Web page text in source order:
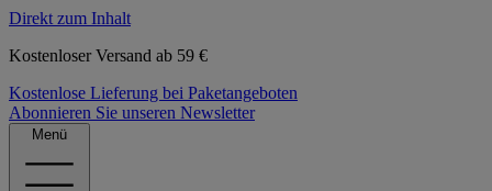
Direkt zum Inhalt
Kostenloser Versand ab 59 €
Kostenlose Lieferung bei Paketangeboten
Abonnieren Sie unseren Newsletter
Menü